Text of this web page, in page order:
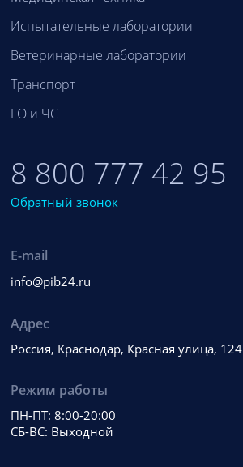
Испытательные лаборатории
Ветеринарные лаборатории
Транспорт
ГО и ЧС
8 800 777 42 95
Обратный звонок
E-mail
info@pib24.ru
Адрес
Россия, Краснодар, Красная улица, 124
Режим работы
ПН-ПТ: 8:00-20:00
СБ-ВС: Выходной